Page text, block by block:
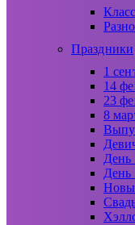
Праздники
1
14
23
8